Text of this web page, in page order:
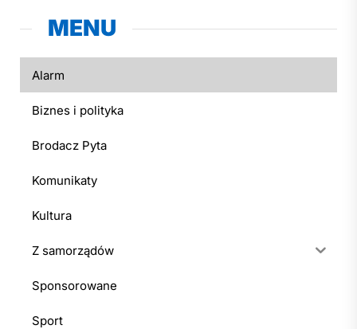
MENU
Alarm
Biznes i polityka
Brodacz Pyta
Komunikaty
Kultura
Z samorządów
Sponsorowane
Sport